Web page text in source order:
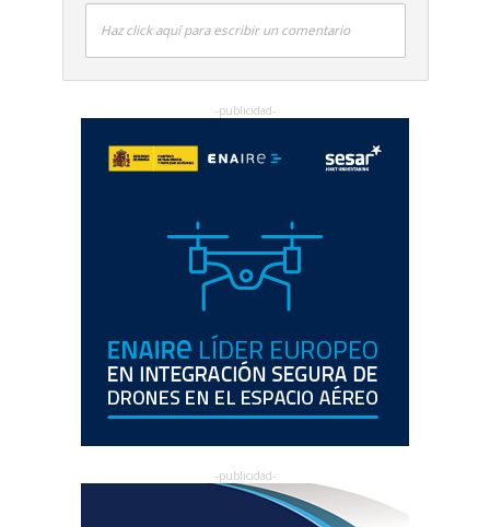
Haz click aquí para escribir un comentario